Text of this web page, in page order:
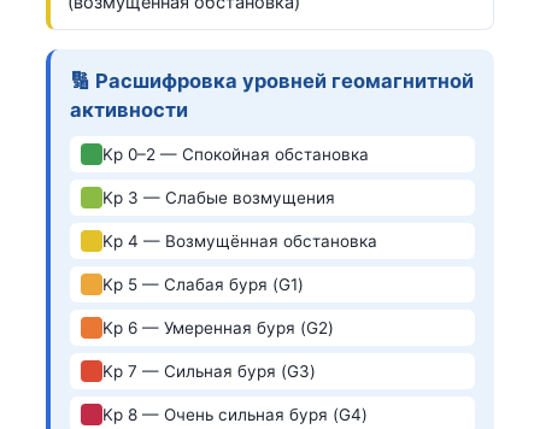
🔢 Расшифровка уровней геомагнитной
активности
Kp 0–2 — Спокойная обстановка
Kp 3 — Слабые возмущения
Kp 4 — Возмущённая обстановка
Kp 5 — Слабая буря (G1)
Kp 6 — Умеренная буря (G2)
Kp 7 — Сильная буря (G3)
Kp 8 — Очень сильная буря (G4)